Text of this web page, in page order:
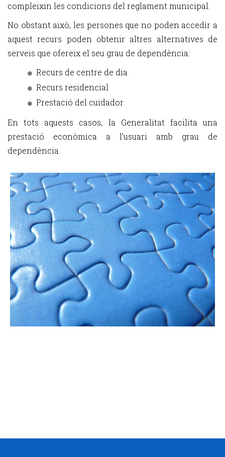
compleixin les condicions del reglament municipal.
No obstant això, les persones que no poden accedir a
aquest recurs poden obtenir altres alternatives de
serveis que ofereix el seu grau de dependència:
Recurs de centre de dia
Recurs residencial
Prestació del cuidador
En tots aquests casos, la Generalitat facilita una
prestació econòmica a l’usuari amb grau de
dependència.